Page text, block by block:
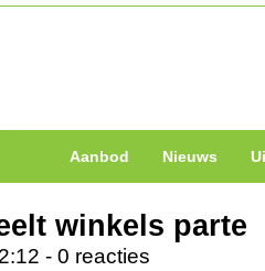
Aanbod Nieuws
winkels parte
- 0 reacties